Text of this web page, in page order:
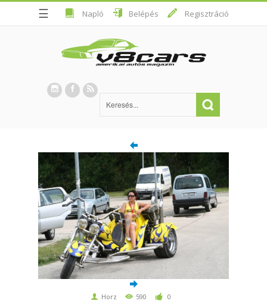
☰ Napló Belépés Regisztráció
Horz 590 0